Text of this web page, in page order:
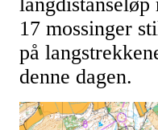
17 mossinger
på
denne dagen.